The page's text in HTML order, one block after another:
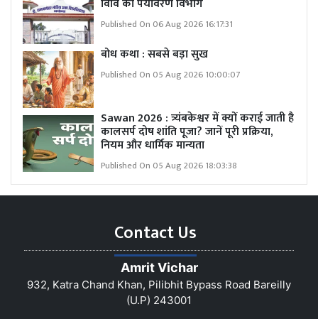
Published On 06 Aug 2026 16:17:31
बोध कथा : सबसे बड़ा सुख
Published On 05 Aug 2026 10:00:07
Sawan 2026 : त्र्यंबकेश्वर में क्यों कराई जाती है
कालसर्प दोष शांति पूजा? जानें पूरी प्रक्रिया,
नियम और धार्मिक मान्यता
Published On 05 Aug 2026 18:03:38
Contact Us
Amrit Vichar
932, Katra Chand Khan, Pilibhit Bypass Road Bareilly
(U.P) 243001